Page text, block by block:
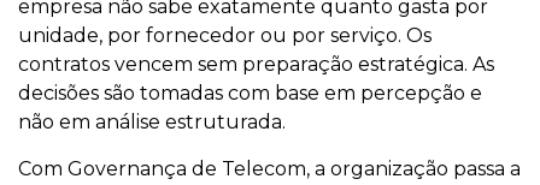
empresa não sabe exatamente quanto gasta por
unidade, por fornecedor ou por serviço. Os
contratos vencem sem preparação estratégica. As
decisões são tomadas com base em percepção e
não em análise estruturada.
Com Governança de Telecom, a organização passa a